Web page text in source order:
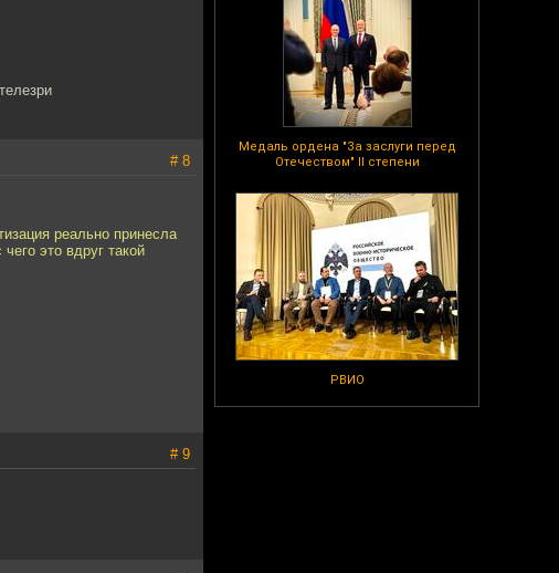
Медаль ордена "За заслуги перед
Отечеством" II степени
РВИО
# 8
реально принесла
это вдруг такой
# 9